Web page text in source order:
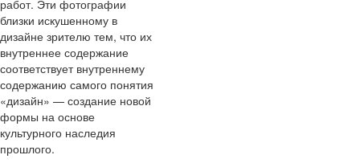
работ. Эти фотографии
близки искушенному в
дизайне зрителю тем, что их
внутреннее содержание
соответствует внутреннему
содержанию самого понятия
«дизайн» — создание новой
формы на основе
культурного наследия
прошлого.